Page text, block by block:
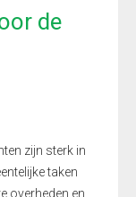
de
zijn sterk in
taken
overheden en